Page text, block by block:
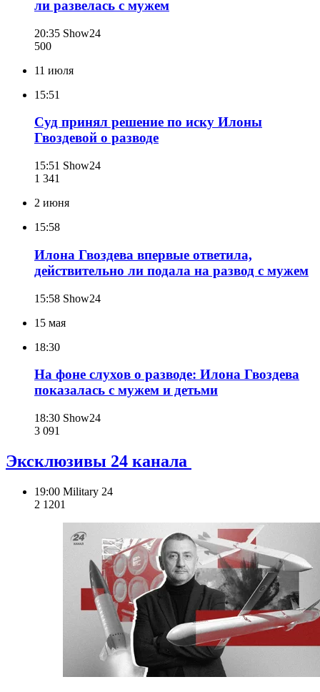
ли развелась с мужем
20:35 Show24
500
11 июля
15:51
Суд принял решение по иску Илоны
Гвоздевой о разводе
15:51 Show24
1 341
2 июня
15:58
Илона Гвоздева впервые ответила,
действительно ли подала на развод с мужем
15:58 Show24
15 мая
18:30
На фоне слухов о разводе: Илона Гвоздева
показалась с мужем и детьми
18:30 Show24
3 091
Эксклюзивы 24 канала
19:00 Military 24
2 1201